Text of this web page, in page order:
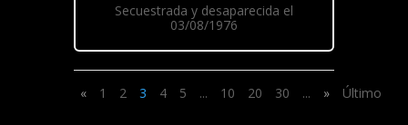
Secuestrada y desaparecida el
03/08/1976
« 1 2 3 4 5 ... 10 20 30 ... » Último